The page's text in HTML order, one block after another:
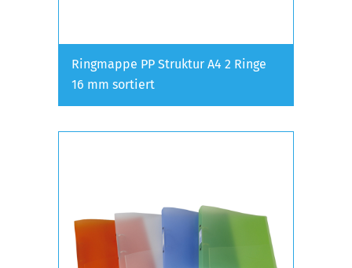
Ringmappe PP Struktur A4 2 Ringe
16 mm sortiert